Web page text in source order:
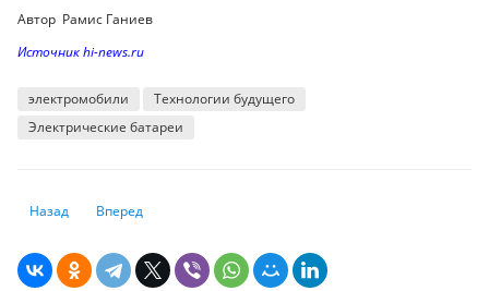
Автор Рамис Ганиев
Источник hi-news.ru
электромобили
Технологии будущего
Электрические батареи
Предыдущий: В Казахстане совершен первый звонок в формате 5G
Назад Следующий: Google c июня может начать удерживать
Вперед